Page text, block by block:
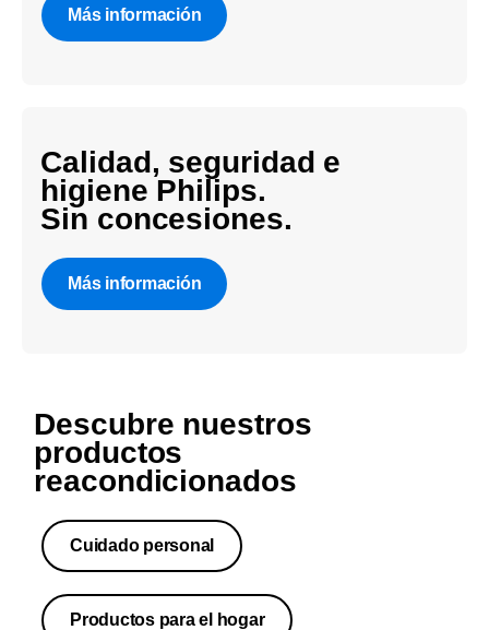
Más información
Calidad, seguridad e
higiene Philips.
Sin concesiones.
Más información
Descubre nuestros
productos
reacondicionados
Cuidado personal
Productos para el hogar
gama de productos
reacondicionados
reacondicionado para ti.
Visita nuestra web